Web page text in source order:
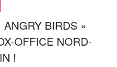
ANGRY BIRDS »
OFFICE NORD-
!